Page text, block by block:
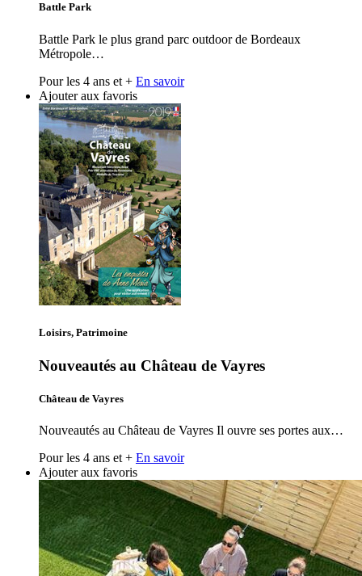
Battle Park
Battle Park le plus grand parc outdoor de Bordeaux
Métropole…
Pour les 4 ans et + En savoir
Ajouter aux favoris
Loisirs, Patrimoine
Nouveautés au Château de Vayres
Château de Vayres
Nouveautés au Château de Vayres Il ouvre ses portes aux…
Pour les 4 ans et + En savoir
Ajouter aux favoris